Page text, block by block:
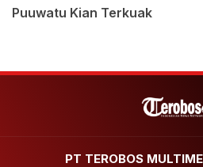
Puuwatu Kian Terkuak
PT TEROBOS